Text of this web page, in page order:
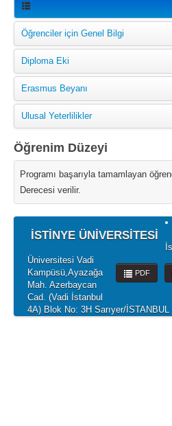
Öğrenciler için Genel Bilgi
Diploma Eki
Erasmus Beyanı
Ulusal Yeterlilikler
Öğrenim Düzeyi
Programı başarıyla tamamlayan
Derecesi verilir.
İSTİNYE ÜNİVERSİTESİ
PDF
Üniversitesi Vadi
Kampüsü,Ayazağa
Mah. Azerbaycan
Cad. (Vadi İstanbul
4A) Blok No: 3H Sarıyer/İSTANBUL